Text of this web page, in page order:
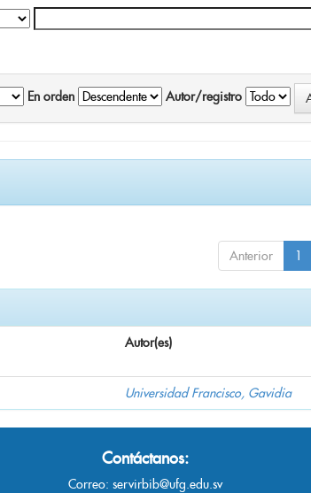
En orden Autor/registro
Anterior 1
Autor(es)
Universidad Francisco, Gavidia
Contáctanos:
Correo: servirbib@ufg.edu.sv